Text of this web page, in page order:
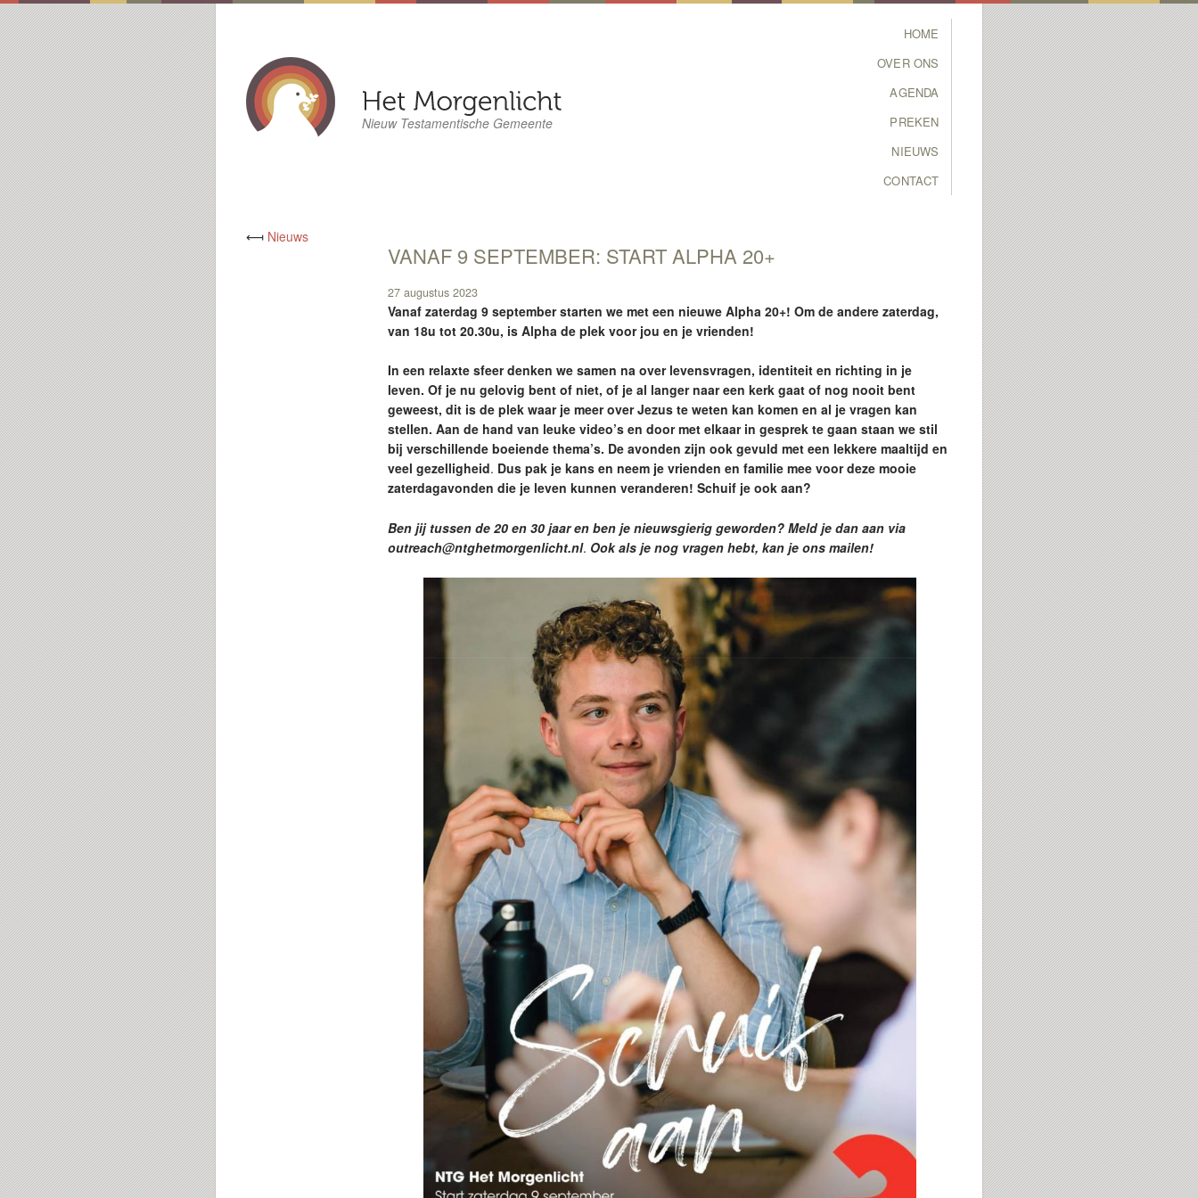
Nieuw Testamentische Gemeente
SKIP TO PRIMARY
CONTENT
SKIP TO SECONDARY
CONTENT
HOME
OVER ONS
AGENDA
PREKEN
NIEUWS
CONTACT
⟻ Nieuws
VANAF 9 SEPTEMBER: START ALPHA 20+
27 augustus 2023
Vanaf zaterdag 9 september starten we met een nieuwe Alpha 20+! Om de andere zaterdag,
van 18u tot 20.30u, is Alpha de plek voor jou en je vrienden!
In een relaxte sfeer denken we samen na over levensvragen, identiteit en richting in je
leven. Of je nu gelovig bent of niet, of je al langer naar een kerk gaat of nog nooit bent
geweest, dit is de plek waar je meer over Jezus te weten kan komen en al je vragen kan
stellen. Aan de hand van leuke video’s en door met elkaar in gesprek te gaan staan we stil
bij verschillende boeiende thema’s. De avonden zijn ook gevuld met een lekkere maaltijd en
veel gezelligheid. Dus pak je kans en neem je vrienden en familie mee voor deze mooie
zaterdagavonden die je leven kunnen veranderen! Schuif je ook aan?
Ben jij tussen de 20 en 30 jaar en ben je nieuwsgierig geworden? Meld je dan aan via
outreach@ntghetmorgenlicht.nl. Ook als je nog vragen hebt, kan je ons mailen!